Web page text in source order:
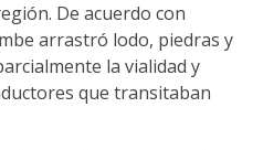
De acuerdo con
arrastró lodo, piedras y
la vialidad y
que transitaban